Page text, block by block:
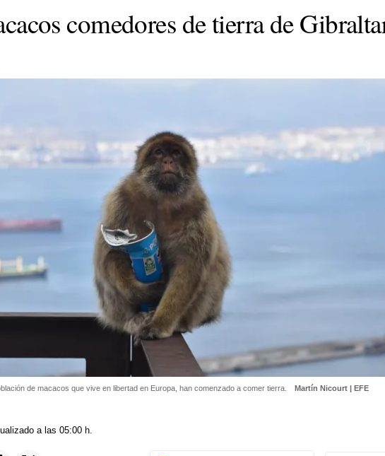
comedores de tierra de
de macacos que vive en libertad en Europa, han comenzado a comer tierra. Martín Nicourt | EFE
a las 05:00 h.